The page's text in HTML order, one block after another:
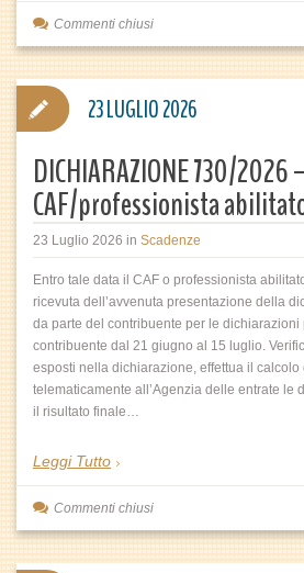
Commenti chiusi
DICHIARAZIONE 730/
CAF/professionista
23 Luglio 2026 in Scadenze
Entro tale data il CAF o professionista
ricevuta dell’avvenuta presentazione della
da parte del contribuente per le dichiarazioni
contribuente dal 21 giugno al 15 luglio.
esposti nella dichiarazione, effettua il calcolo
telematicamente all’Agenzia delle entrate le
il risultato finale…
Leggi Tutto
23 LUGLIO 2026
Commenti chiusi